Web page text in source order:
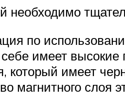
необходимо
по
имеет высокие
который имеет
магнитного слоя